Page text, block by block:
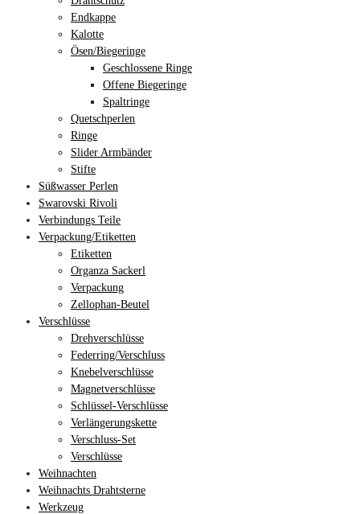
Endkappe
Kalotte
Ösen/Biegeringe
Geschlossene Ringe
Offene Biegeringe
Spaltringe
Quetschperlen
Ringe
Slider Armbänder
Stifte
Süßwasser Perlen
Swarovski Rivoli
Verbindungs Teile
Verpackung/Etiketten
Etiketten
Organza Sackerl
Verpackung
Zellophan-Beutel
Verschlüsse
Drehverschlüsse
Federring/Verschluss
Knebelverschlüsse
Magnetverschlüsse
Schlüssel-Verschlüsse
Verlängerungskette
Verschluss-Set
Verschlüsse
Weihnachten
Weihnachts Drahtsterne
Werkzeug